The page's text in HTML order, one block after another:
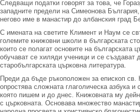
Следващи податки говорят за това, че
западните предели на Симеонова
негово име в манастир до албанския град
С имената на светите Климент и Наум се
големите книжовни школи в българската
които се полагат основите на българската
обучават се хиляди ученици и се създават
старобългарската църковна литература.
Преди да бъде ръкоположен за епископ
опростява сложната глаголическа азбука и
която пишем и до днес. Книжовната му
с църковната. Основава множество